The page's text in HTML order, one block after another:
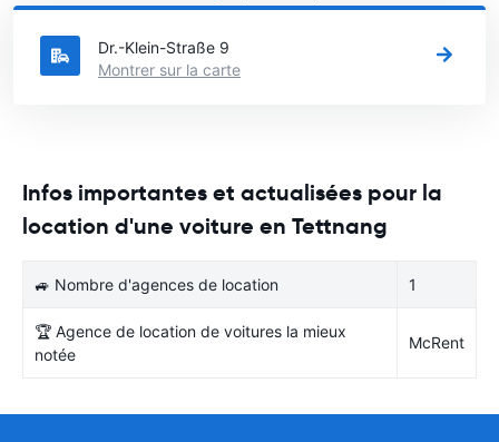
dans le Allemagne où vous souhaitez louer une voiture.
Dr.-Klein-Straße 9
Montrer sur la carte
Infos importantes et actualisées pour la
location d'une voiture en Tettnang
🚙 Nombre d'agences de location 1
🏆 Agence de location de voitures la mieux
notée
McRent